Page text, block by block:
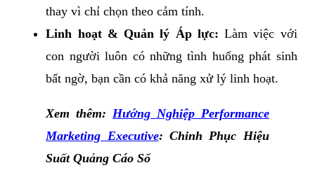
thay vì chỉ chọn theo cảm tính.
Linh hoạt & Quản lý Áp lực: Làm việc với
con người luôn có những tình huống phát sinh
bất ngờ, bạn cần có khả năng xử lý linh hoạt.
Xem thêm: Hướng Nghiệp Performance
Marketing Executive: Chinh Phục Hiệu
Suất Quảng Cáo Số